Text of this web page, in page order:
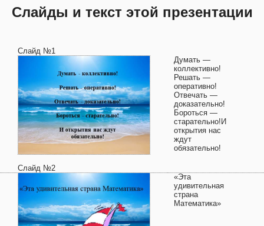
Слайды и текст этой презентации
Слайд №1
Думать —
коллективно!
Решать —
оперативно!
Отвечать —
доказательно!
Бороться —
старательно!И
открытия нас
ждут
обязательно!
Слайд №2
«Эта
удивительная
страна
Математика»